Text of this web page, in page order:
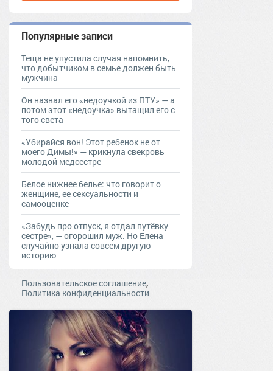
Популярные записи
Теща не упустила случая напомнить,
что добытчиком в семье должен быть
мужчина
Он назвал его «недоучкой из ПТУ» — а
потом этот «недоучка» вытащил его с
того света
«Убирайся вон! Этот ребенок не от
моего Димы!» — крикнула свекровь
молодой медсестре
Белое нижнее белье: что говорит о
женщине, ее сексуальности и
самооценке
«Забудь про отпуск, я отдал путёвку
сестре», — огорошил муж. Но Елена
случайно узнала совсем другую
историю…
Пользовательское соглашение,
Политика конфиденциальности